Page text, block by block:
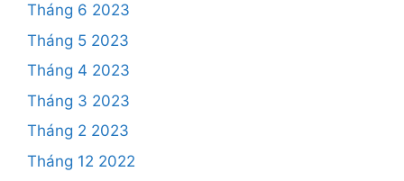
Tháng 6 2023
Tháng 5 2023
Tháng 4 2023
Tháng 3 2023
Tháng 2 2023
Tháng 12 2022